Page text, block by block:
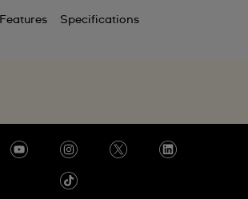
Features Specifications